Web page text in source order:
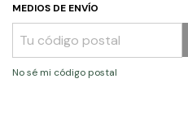
MEDIOS DE ENVÍO
No sé mi código postal